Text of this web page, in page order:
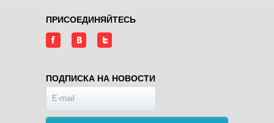
ПРИСОЕДИНЯЙТЕСЬ
ПОДПИСКА НА НОВОСТИ